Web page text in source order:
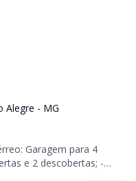
Alegre - MG
Garagem para 4
e 2 descobertas; -